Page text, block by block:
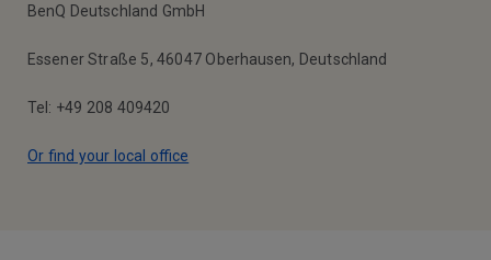
BenQ Deutschland GmbH
Essener Straße 5, 46047 Oberhausen, Deutschland
Tel: +49 208 409420
Or find your local office